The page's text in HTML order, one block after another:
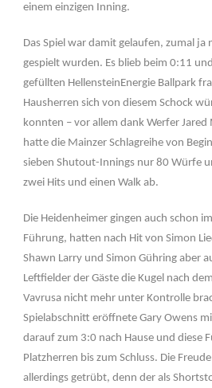
einem einzigen Inning.
Das Spiel war damit gelaufen, zumal ja
gespielt wurden. Es blieb beim 0:11
gefüllten HellensteinEnergie Ballpark
Hausherren sich von diesem Schock
konnten – vor allem dank Werfer
hatte die Mainzer Schlagreihe von
sieben Shutout-Innings nur 80 Würfe
zwei Hits und einen Walk ab.
Die Heidenheimer gingen auch schon
Führung, hatten nach Hit von Simon
Shawn Larry und Simon Gühring aber
Leftfielder der Gäste die Kugel nach
Vavrusa nicht mehr unter Kontrolle
Spielabschnitt eröffnete Gary Owens
darauf zum 3:0 nach Hause und diese
Platzherren bis zum Schluss. Die
allerdings getrübt, denn der als